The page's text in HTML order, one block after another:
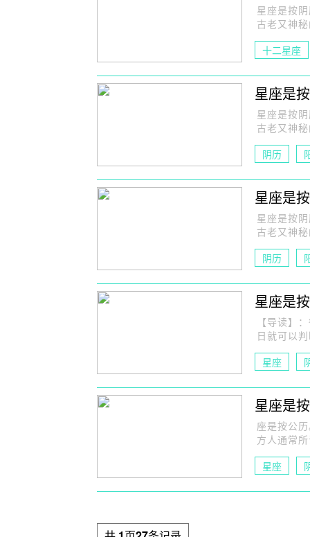
星座是按
古老又神
十二星座
星座是
星座是按
古老又神
阴历
星座是
星座是按
古老又神
阴历
星座是
【导读】
日就可以
星座
星座是
座是按公
方人通常
星座